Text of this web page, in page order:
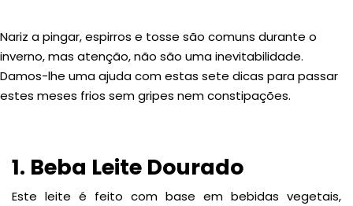
Nariz a pingar, espirros e tosse são comuns durante o
inverno, mas atenção, não são uma inevitabilidade.
Damos-lhe uma ajuda com estas sete dicas para passar
estes meses frios sem gripes nem constipações.
1. Beba Leite Dourado
Este leite é feito com base em bebidas vegetais,